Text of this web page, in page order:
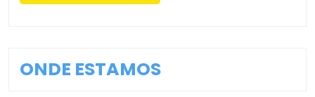
ONDE ESTAMOS